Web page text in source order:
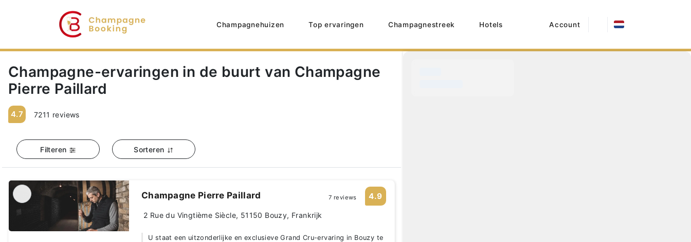
Champagnehuizen Top ervaringen Champagnestreek Hotels Account
Champagne-ervaringen in de buurt van Champagne
Pierre Paillard
4.7 7211 reviews
Filteren Sorteren
Champagne Pierre Paillard 7 reviews 4.9
2 Rue du Vingtième Siècle, 51150 Bouzy, Frankrijk
U staat een uitzonderlijke en exclusieve Grand Cru-ervaring in Bouzy te